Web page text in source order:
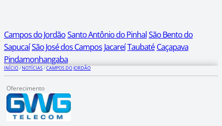
Campos do JordãoSanto Antônio do PinhalSão Bento do
SapucaíSão José dos Campos JacareíTaubaté Caçapava
Pindamonhangaba
INÍCIO/NOTÍCIAS/CAMPOS DO JORDÃO
Oferecimento